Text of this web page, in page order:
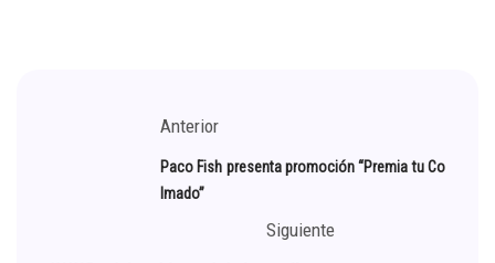
Anterior
Paco Fish presenta promoción “Premia tu Co
lmado”
Siguiente